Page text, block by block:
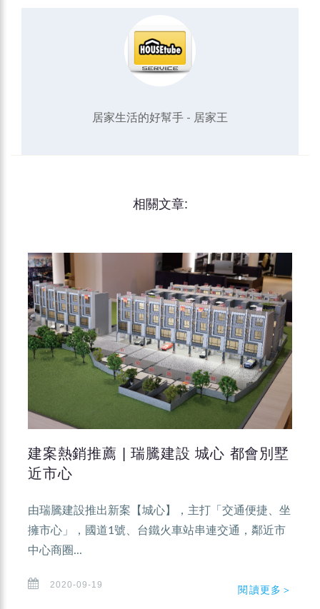
居家生活的好幫手 - 居家王
相關文章:
建案熱銷推薦 | 瑞騰建設 城心 都會別墅
近市心
由瑞騰建設推出新案【城心】，主打「交通便捷、坐
擁市心」，國道1號、台鐵火車站串連交通，鄰近市
中心商圈...
2020-09-19 閱讀更多＞